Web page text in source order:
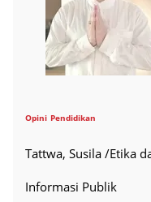
Opini Pendidikan
Tattwa, Susila /Etika
Informasi Publik